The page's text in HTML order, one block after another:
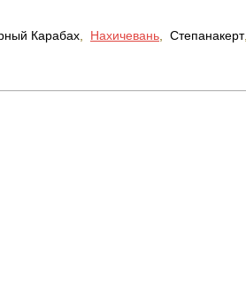
Карабах Нахичевань Степанакерт,